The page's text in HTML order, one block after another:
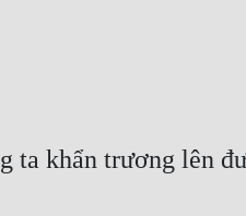
ta khẩn trương lên